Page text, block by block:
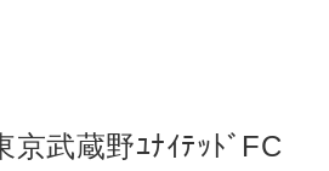
蔵野ﾕﾅｲﾃｯﾄﾞFC